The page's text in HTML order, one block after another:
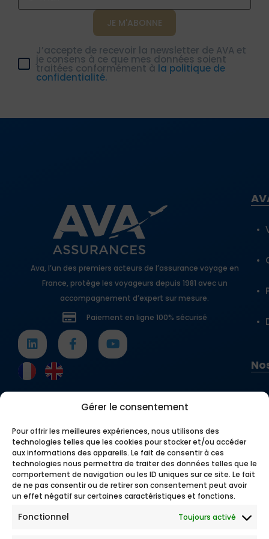
Gérer le consentement
Pour offrir les meilleures expériences, nous utilisons des
technologies telles que les cookies pour stocker et/ou accéder
aux informations des appareils. Le fait de consentir à ces
technologies nous permettra de traiter des données telles que le
comportement de navigation ou les ID uniques sur ce site. Le fait
de ne pas consentir ou de retirer son consentement peut avoir
un effet négatif sur certaines caractéristiques et fonctions.
Fonctionnel Toujours activé
Une entorse pendant un match de foot
universitaire ? Intoxication alimentaire ? Une
grippe à soigner en urgence ?
Notreservice d’assistance 24h/24 et 7j/7
des frais de déplacement (avion et hôtel)
Gestion du transfert en cas de retour
anticipé (décès ou hospitalisation d’un
membre de la famille en France)
Mise en place du rapatriement médical le
cas échéant
Recherche d’un spécialiste
Peu importe votre destination ou la durée de
votre mobilité, notre assurance santé pour
étudiant à l’étranger s’adapte à votre rythme:
semestre Erasmus, stage, volontariat, double
diplôme… Et si votre projet devient une aventure
à long terme, nous suivons votre installation en
Comment fonctionne notre
assurance santé pour les
étudiants à
l’étranger ?
Loin de votre pays, vous avez besoin d’un
partenaire sur lequel vous appuyer. C’est ce que
nous vous offrons avec une protection pensée
J’accepte de recevoir la newsletter de AVA et
je consens à ce que mes données soient
traitées conformément à la politique de
confidentialité.
Ava, l’un des premiers acteurs de l’assurance voyage en
France, protège les voyageurs depuis 1981 avec un
accompagnement d’expert sur mesure.
Paiement en ligne 100% sécurisé